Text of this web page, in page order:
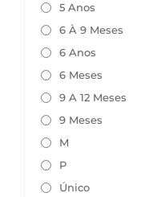
5 Anos
6 À 9 Meses
6 Anos
6 Meses
9 A 12 Meses
9 Meses
M
P
Único